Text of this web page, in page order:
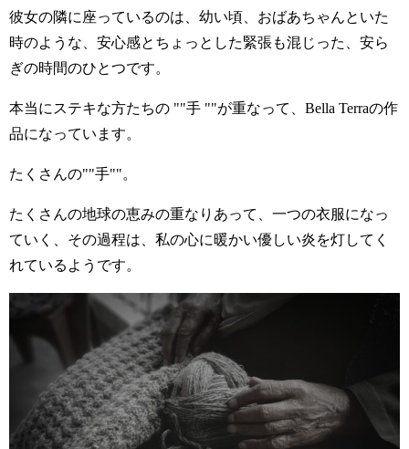
彼女の隣に座っているのは、幼い頃、おばあちゃんといた
時のような、安心感とちょっとした緊張も混じった、安ら
ぎの時間のひとつです。
本当にステキな方たちの ""手 ""が重なって、Bella Terraの作
品になっています。
たくさんの""手""。
たくさんの地球の恵みの重なりあって、一つの衣服になっ
ていく、その過程は、私の心に暖かい優しい炎を灯してく
れているようです。